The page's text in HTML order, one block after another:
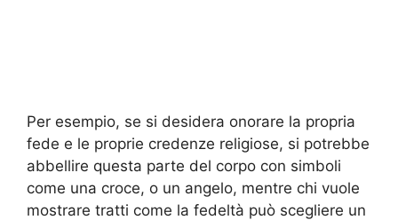
Per esempio, se si desidera onorare la propria
fede e le proprie credenze religiose, si potrebbe
abbellire questa parte del corpo con simboli
come una croce, o un angelo, mentre chi vuole
mostrare tratti come la fedeltà può scegliere un